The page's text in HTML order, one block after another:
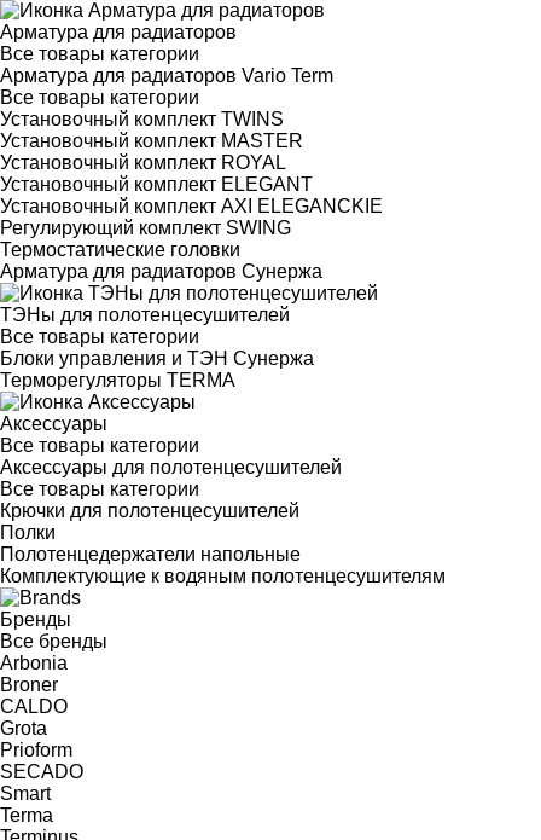
Арматура для радиаторов
Все товары категории
Арматура для радиаторов Vario Term
Все товары категории
Установочный комплект TWINS
Установочный комплект MASTER
Установочный комплект ROYAL
Установочный комплект ELEGANT
Установочный комплект AXI ELEGANCKIE
Регулирующий комплект SWING
Термостатические головки
Арматура для радиаторов Сунержа
ТЭНы для полотенцесушителей
Все товары категории
Блоки управления и ТЭН Сунержа
Терморегуляторы TERMA
Аксессуары
Все товары категории
Аксессуары для полотенцесушителей
Все товары категории
Крючки для полотенцесушителей
Полки
Полотенцедержатели напольные
Комплектующие к водяным полотенцесушителям
Бренды
Все бренды
Arbonia
Broner
CALDO
Grota
Prioform
SECADO
Smart
Terma